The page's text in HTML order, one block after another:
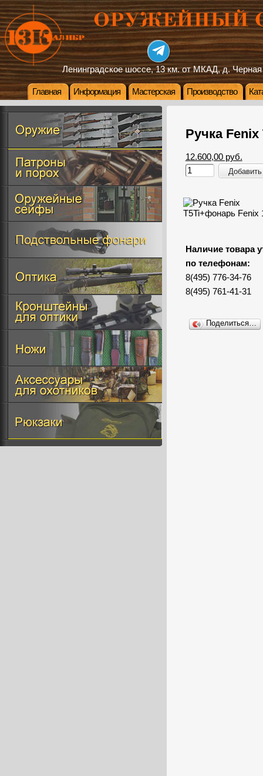
Ленинградское шоссе, 13 км. от МКАД, д. Черная
Главная Информация Мастерская Производство
Ручка
12.600,00 руб.
Наличие товара
по телефонам:
8(495) 776-34-76
8(495) 761-41-31
Поделиться…